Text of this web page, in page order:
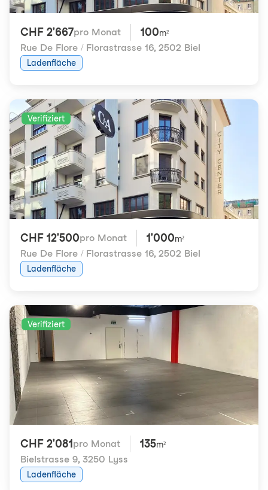
CHF 2'667pro Monat 100m²
Rue De Flore / Florastrasse 16, 2502 Biel
Ladenfläche
Verifiziert
CHF 12'500pro Monat 1'000m²
Rue De Flore / Florastrasse 16, 2502 Biel
Ladenfläche
Verifiziert
CHF 2'081 pro Monat 135m²
Bielstrasse 9, 3250 Lyss
Ladenfläche